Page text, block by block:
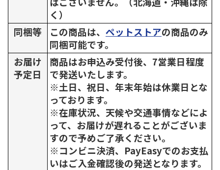
く）
同梱等
この商品は、 ペットストアの商品のみ
同梱可能です。
お届け
予定日
商品はお申込み受付後、7営業日程度
で発送いたします。
※土日、祝日、年末年始は休業日とな
っております。
※在庫状況、天候や交通事情などによ
って、お届けが遅れることがございま
すので予めご了承ください。
※コンビニ決済、PayEasyでのお支払
いはご入金確認後の発送となります。